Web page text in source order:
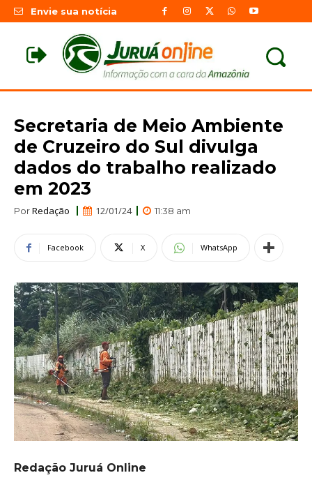
Envie sua notícia
Secretaria de Meio Ambiente
de Cruzeiro do Sul divulga
dados do trabalho realizado
em 2023
PorRedação 12/01/24 11:38 am
Facebook X WhatsApp
Redação Juruá Online